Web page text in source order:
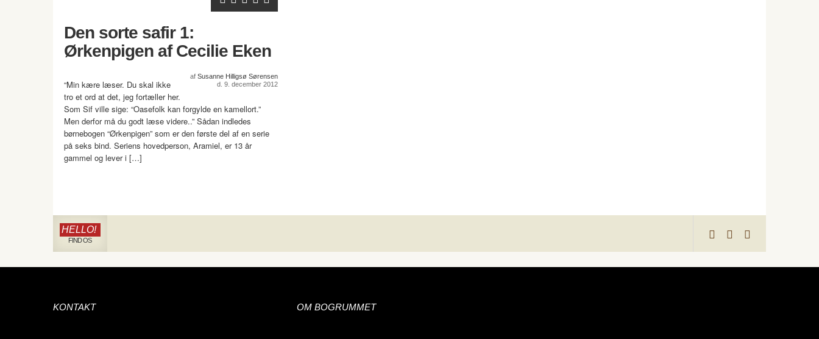
Den sorte safir 1:
Ørkenpigen af Cecilie Eken
af Susanne Hilligsø Sørensen
d. 9. december 2012
“Min kære læser. Du skal ikke
tro et ord at det, jeg fortæller her.
Som Sif ville sige: “Oasefolk kan forgylde en kamellort.”
Men derfor må du godt læse videre..” Sådan indledes
børnebogen “Ørkenpigen” som er den første del af en serie
på seks bind. Seriens hovedperson, Aramiel, er 13 år
gammel og lever i […]
HELLO!
FIND OS
KONTAKT OM BOGRUMMET